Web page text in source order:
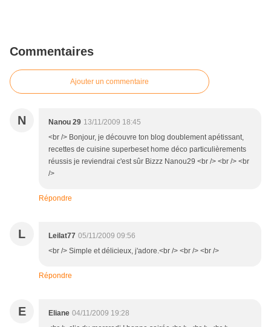
Commentaires
Ajouter un commentaire
N Nanou 29 13/11/2009 18:45
<br /> Bonjour, je découvre ton blog doublement apétissant,
recettes de cuisine superbeset home déco particulièrements
réussis je reviendrai c'est sûr Bizzz Nanou29 <br /> <br /> <br
/>
Répondre
L Leilat77 05/11/2009 09:56
<br /> Simple et délicieux, j'adore.<br /> <br /> <br />
Répondre
E Eliane 04/11/2009 19:28